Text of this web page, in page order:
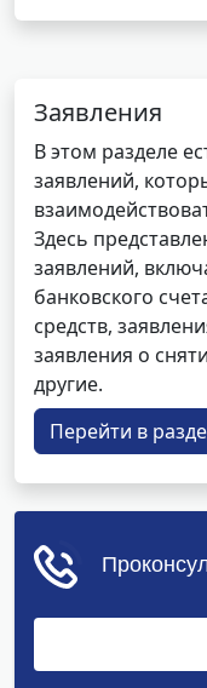
Заявления
В этом разделе
заявлений,
Здесь
заявлений,
банковского
средств,
заявления о
другие.
Перейти в